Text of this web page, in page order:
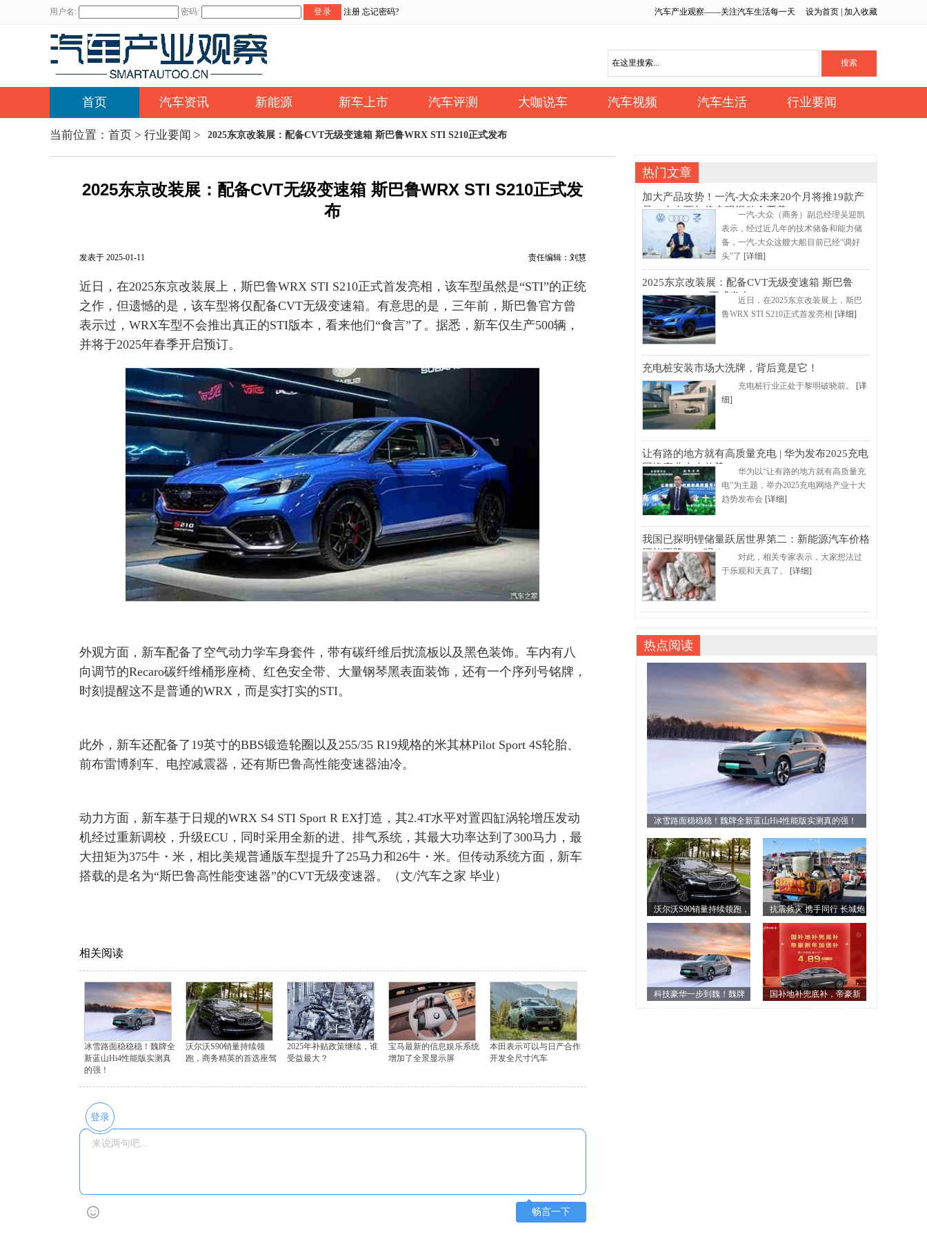
用户名: 密码: 登录 注册 忘记密码? 汽车产业观察——关注汽车生活每一天 设为首页 加入收藏
首页 汽车资讯 新能源 新车上市 汽车评测 大咖说车 汽车视频 汽车生活 行业要闻
当前位置： 首页 > 行业要闻 > 2025东京改装展：配备CVT无级变速箱 斯巴鲁WRX STI S210正式发布
2025东京改装展：配备CVT无级变速箱 斯巴鲁WRX STI S210正式发
布
发表于 2025-01-11 责任编辑：刘慧
近日，在2025东京改装展上，斯巴鲁WRX STI S210正式首发亮相，该车型虽然是“STI”的正统
之作，但遗憾的是，该车型将仅配备CVT无级变速箱。有意思的是，三年前，斯巴鲁官方曾
表示过，WRX车型不会推出真正的STI版本，看来他们“食言”了。据悉，新车仅生产500辆，
并将于2025年春季开启预订。
外观方面，新车配备了空气动力学车身套件，带有碳纤维后扰流板以及黑色装饰。车内有八
向调节的Recaro碳纤维桶形座椅、红色安全带、大量钢琴黑表面装饰，还有一个序列号铭牌，
时刻提醒这不是普通的WRX，而是实打实的STI。
此外，新车还配备了19英寸的BBS锻造轮圈以及255/35 R19规格的米其林Pilot Sport 4S轮胎、
前布雷博刹车、电控减震器，还有斯巴鲁高性能变速器油冷。
动力方面，新车基于日规的WRX S4 STI Sport R EX打造，其2.4T水平对置四缸涡轮增压发动
机经过重新调校，升级ECU，同时采用全新的进、排气系统，其最大功率达到了300马力，最
大扭矩为375牛・米，相比美规普通版车型提升了25马力和26牛・米。但传动系统方面，新车
搭载的是名为“斯巴鲁高性能变速器”的CVT无级变速器。（文/汽车之家 毕业）
相关阅读
冰雪路面稳稳稳！魏牌全
新蓝山Hi4性能版实测真
的强！
沃尔沃S90销量持续领
跑，商务精英的首选座驾
2025年补贴政策继续，谁
受益最大？
宝马最新的信息娱乐系统
增加了全景显示屏
本田表示可以与日产合作
开发全尺寸汽车
登录
畅言一下
热门文章
加大产品攻势！一汽-大众未来20个月将推19款产
品，未来两年将实现混动全覆盖一汽-大众（商务）副总经理吴迎凯
表示，经过近几年的技术储备和能力储
备，一汽-大众这艘大船目前已经“调好
头”了 [详细]
2025东京改装展：配备CVT无级变速箱 斯巴鲁
WRX STI S210正式发布近日，在2025东京改装展上，斯巴
鲁WRX STI S210正式首发亮相 [详细]
充电桩安装市场大洗牌，背后竟是它！
充电桩行业正处于黎明破晓前。
[详
细]
让有路的地方就有高质量充电 | 华为发布2025充电
网络产业十大趋势
华为以“让有路的地方就有高质量充
电”为主题，举办2025充电网络产业十大
趋势发布会 [详细]
我国已探明锂储量跃居世界第二：新能源汽车价格
还能再降50%吗？
对此，相关专家表示，大家想法过
于乐观和天真了。
[详细]
热点阅读
冰雪路面稳稳稳！魏牌全新蓝山Hi4性能版实测真的强！
沃尔沃S90销量持续领跑，
商务精英的首选座驾
抗震救灾 携手同行 长城炮
驰援西藏日喀则地震灾区
科技豪华一步到魏！魏牌
国补地补兜底补，帝豪新